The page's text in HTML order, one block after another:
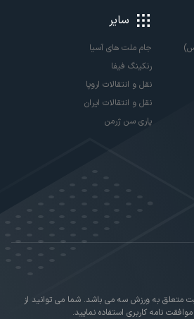
سایر
جام ملت های آسیا
رنکینگ فیفا
نقل و انتقالات اروپا
نقل و انتقالات ایران
پاری سن ژرمن
متعلق به ورزش سه می باشد. شما می توانید از
نامه کاربری استفاده نمایید.